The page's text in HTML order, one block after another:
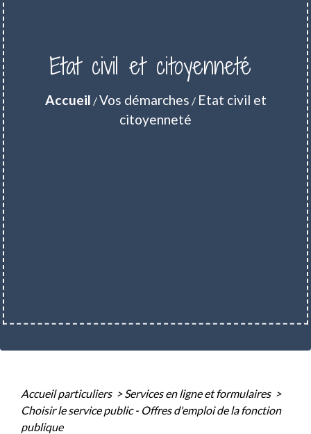
Etat civil et citoyenneté
Accueil /Vos démarches / Etat civil et
citoyenneté
Accueil particuliers > Services en ligne et formulaires >
Choisir le service public - Offres d'emploi de la fonction
publique